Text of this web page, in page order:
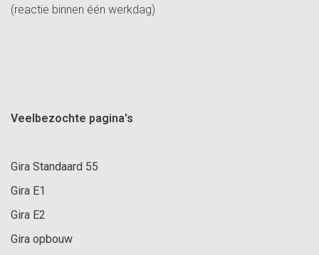
(reactie binnen één werkdag)
Veelbezochte pagina's
Gira Standaard 55
Gira E1
Gira E2
Gira opbouw